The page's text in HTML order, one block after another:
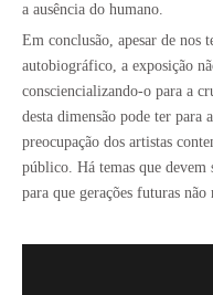
a ausência do humano.
Em conclusão, apesar de nos
autobiográfico, a exposição
consciencializando-o para a
desta dimensão pode ter para
preocupação dos artistas
público. Há temas que devem
para que gerações futuras